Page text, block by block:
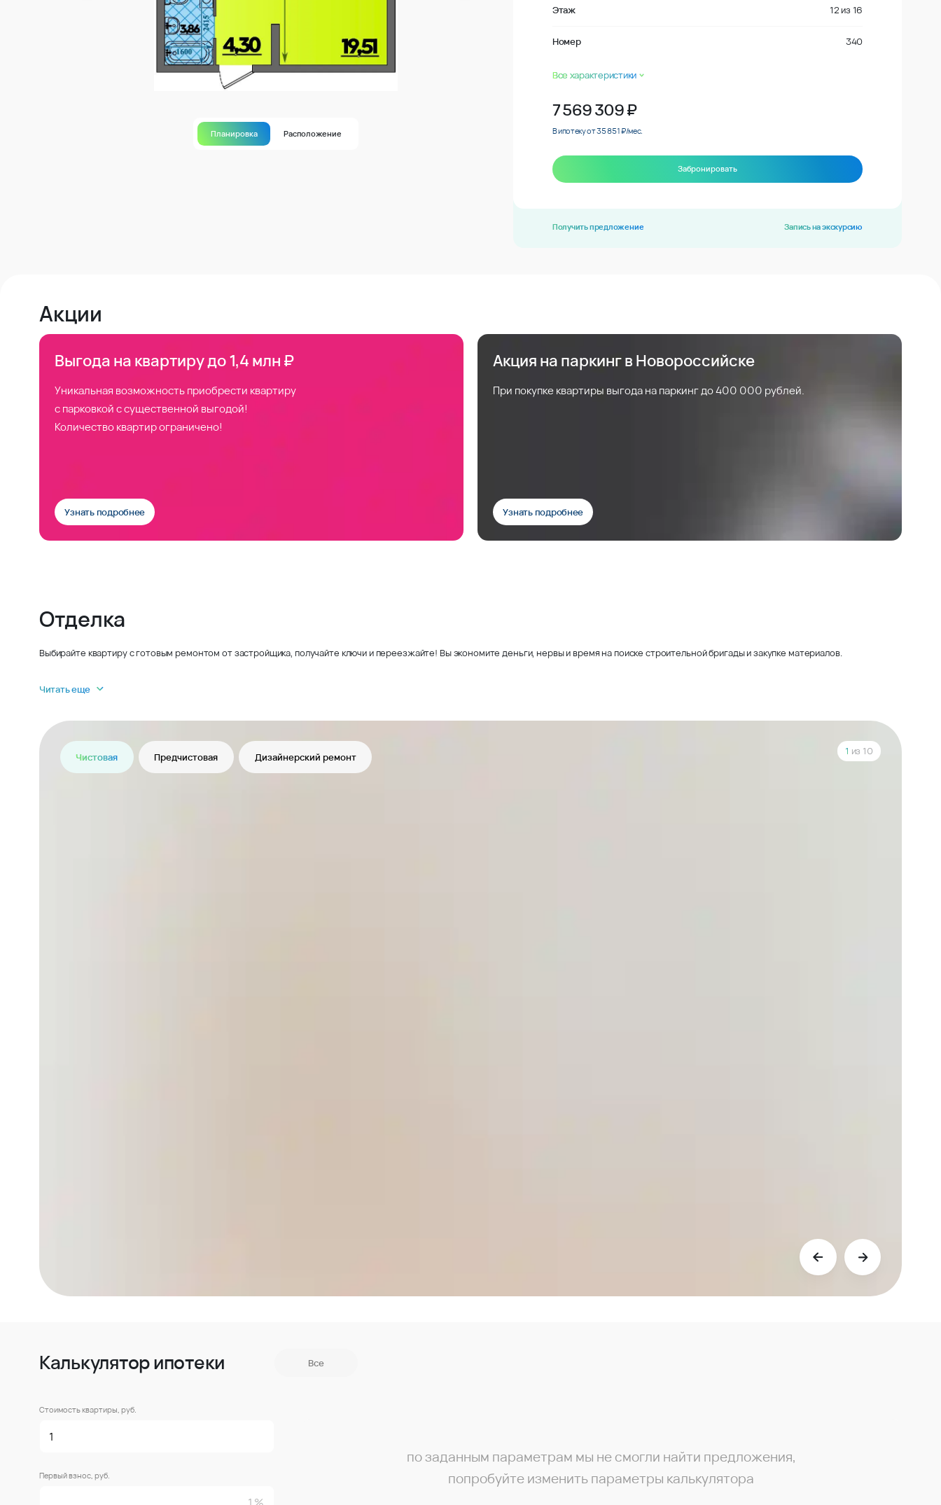
Планировка Расположение
Этаж 12 из 16
Номер 340
Все характеристики
7 569 309₽
В ипотеку от 35 851 ₽/мес.
Забронировать
Получить предложение Запись на экскурсию
Акции
Выгода на квартиру до 1,4 млн ₽
Уникальная возможность приобрести квартиру
с парковкой с существенной выгодой!
Количество квартир ограничено!
Узнать подробнее
Акция на паркинг в Новороссийске
При покупке квартиры выгода на паркинг до 400 000 рублей.
Узнать подробнее
Отделка
Выбирайте квартиру с готовым ремонтом от застройщика, получайте ключи и переезжайте! Вы экономите деньги, нервы и время на поиске строительной бригады и закупке материалов.
Читать еще
Чистовая Предчистовая Дизайнерский ремонт
1 из 10
Калькулятор ипотеки Все
Стоимость квартиры, руб.
Первый взнос, руб.
по заданным параметрам мы не смогли найти предложения,
попробуйте изменить параметры калькулятора